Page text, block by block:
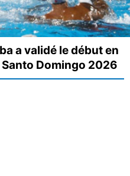
a validé le début en
Domingo 2026